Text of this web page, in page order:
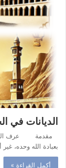
الديانات في
مقدمة عرف
بعبادة الله وحده،
أكمل القراءة »